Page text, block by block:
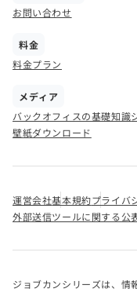
お問い合わせ
料金
料金プラン
メディア
バックオフィスの基礎知識
壁紙ダウンロード
運営会社基本規約プライバ
外部送信ツールに関する公
ジョブカンシリーズは、情